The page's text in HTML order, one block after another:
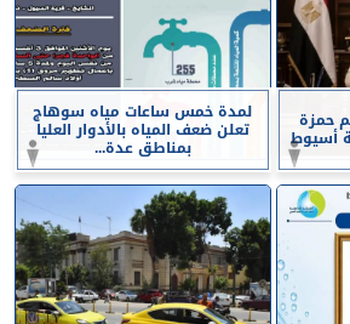
حمزة
أسيوط
لمدة خمس ساعات مياه سوهاج
تعلن ضعف المياه بالأدوار العليا
بمناطق عدة...